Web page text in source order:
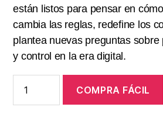
están listos para pensar en
cambia las reglas, redefine los
plantea nuevas preguntas sobre
y control en la era digital.
moby
COMPRA FÁCIL